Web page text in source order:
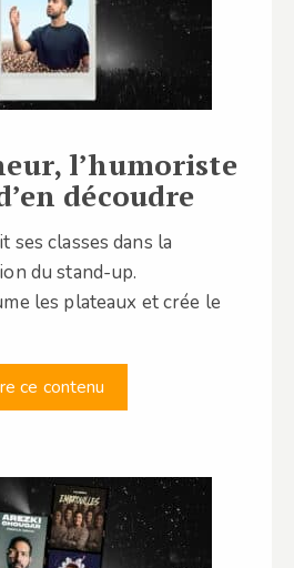
l’humoriste
découdre
ses classes dans la
du stand-up.
les plateaux et crée le
ce contenu